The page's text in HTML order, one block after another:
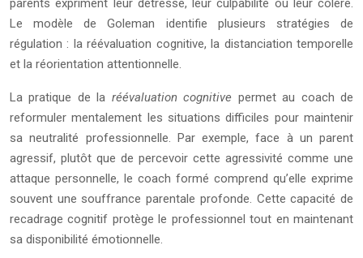
parents expriment leur détresse, leur culpabilité ou leur colère.
Le modèle de Goleman identifie plusieurs stratégies de
régulation : la réévaluation cognitive, la distanciation temporelle
et la réorientation attentionnelle.
La pratique de la réévaluation cognitive permet au coach de
reformuler mentalement les situations difficiles pour maintenir
sa neutralité professionnelle. Par exemple, face à un parent
agressif, plutôt que de percevoir cette agressivité comme une
attaque personnelle, le coach formé comprend qu’elle exprime
souvent une souffrance parentale profonde. Cette capacité de
recadrage cognitif protège le professionnel tout en maintenant
sa disponibilité émotionnelle.